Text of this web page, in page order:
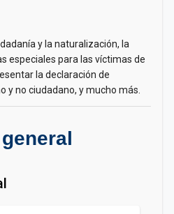
y la naturalización, la
especiales para las víctimas de
la declaración de
y no ciudadano, y mucho más.